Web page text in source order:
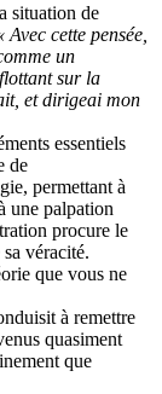
situation de
Avec cette pensée,
un
sur la
et dirigeai mon
essentiels
de
permettant à
une palpation
procure le
véracité.
que vous ne
à remettre
quasiment
que